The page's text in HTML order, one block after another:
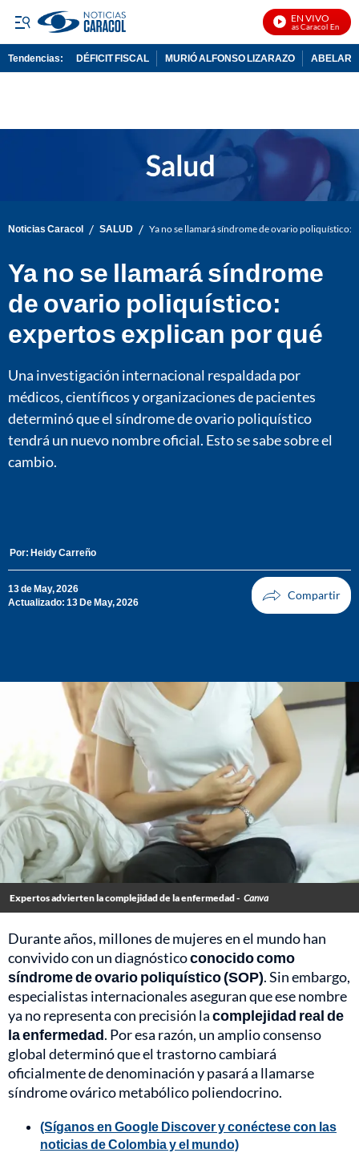
EN VIVO
Noticias Caracol En Vivo
Tendencias: DÉFICIT FISCAL MURIÓ ALFONSO LIZARAZO
Noticias Caracol / SALUD / Ya no se llamará síndrome de ovario poliquístico:
Ya no se llamará síndrome
de ovario poliquístico:
expertos explican por qué
Una investigación internacional respaldada por
médicos, científicos y organizaciones de pacientes
determinó que el síndrome de ovario poliquístico
tendrá un nuevo nombre oficial. Esto se sabe sobre el
cambio.
Por: Heidy Carreño
13 de May, 2026
Actualizado: 13 De May, 2026
Expertos advierten la complejidad de la enfermedad - Canva
Durante años, millones de mujeres en el mundo han
convivido con un diagnósticoconocido como
síndrome de ovario poliquístico (SOP). Sin embargo,
especialistas internacionales aseguran que ese nombre
ya no representa con precisión lacomplejidad real de
la enfermedad. Por esa razón, un amplio consenso
global determinó que el trastorno cambiará
oficialmente de denominación y pasará a llamarse
síndrome ovárico metabólico poliendocrino.
(Síganos en Google Discover y conéctese con las
noticias de Colombia y el mundo)